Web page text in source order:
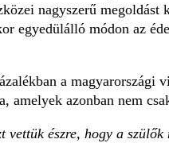
nagyszerű
egyedülálló módon az
a
amelyek azonban nem
észre, hogy a